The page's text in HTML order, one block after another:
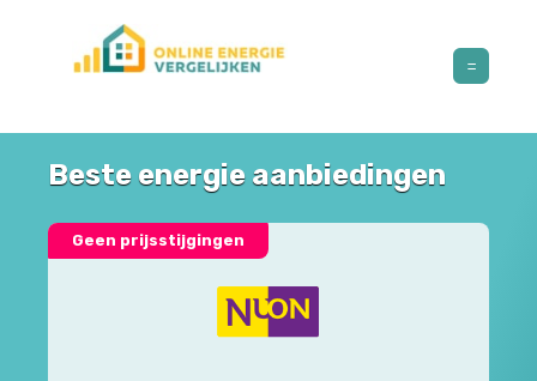
Beste energie aanbiedingen
Geen prijsstijgingen